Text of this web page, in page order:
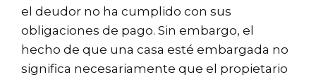
el deudor no ha cumplido con sus
obligaciones de pago. Sin embargo, el
hecho de que una casa esté embargada no
significa necesariamente que el propietario